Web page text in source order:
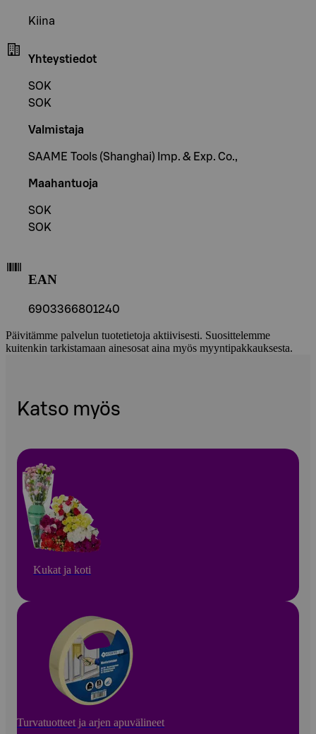
Kiina
Yhteystiedot
SOK
SOK
Valmistaja
SAAME Tools (Shanghai) Imp. & Exp. Co.,
Maahantuoja
SOK
SOK
EAN
6903366801240
Päivitämme palvelun tuotetietoja aktiivisesti. Suosittelemme
kuitenkin tarkistamaan ainesosat aina myös myyntipakkauksesta.
Katso myös
Kukat ja koti
Turvatuotteet ja arjen apuvälineet